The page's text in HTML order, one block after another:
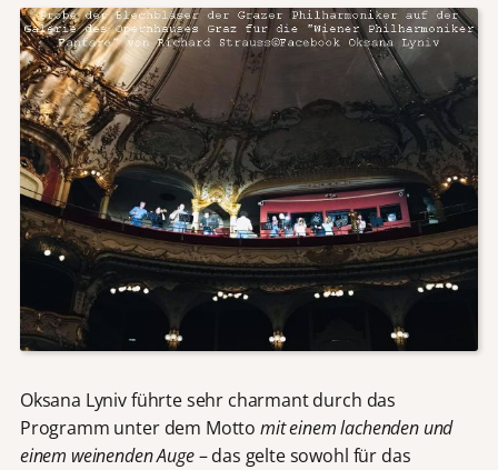
Oksana Lyniv führte sehr charmant durch das
Programm unter dem Motto mit einem lachenden und
einem weinenden Auge– das gelte sowohl für das